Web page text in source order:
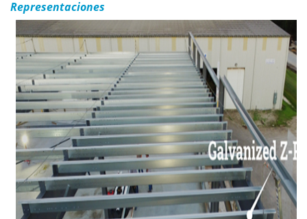
Representaciones